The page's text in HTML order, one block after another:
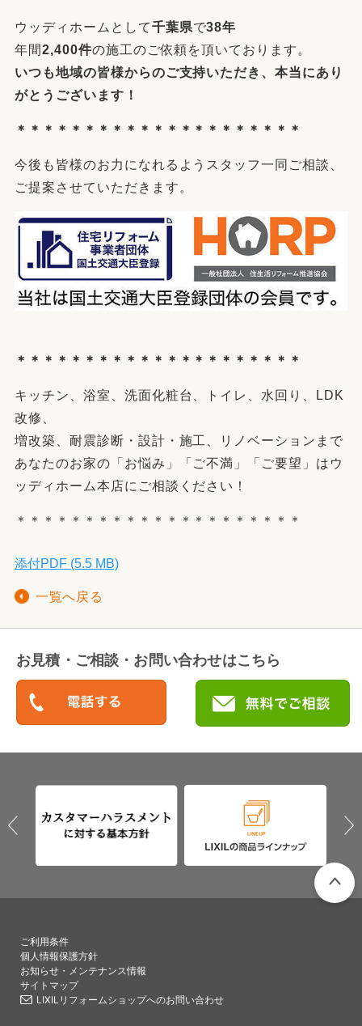
ウッディホームとして千葉県で38年
年間2,400件の施工のご依頼を頂いております。
いつも地域の皆様からのご支持いただき、本当にあり
がとうございます！
＊＊＊＊＊＊＊＊＊＊＊＊＊＊＊＊＊＊＊＊＊
今後も皆様のお力になれるようスタッフ一同ご相談、
ご提案させていただきます。
＊＊＊＊＊＊＊＊＊＊＊＊＊＊＊＊＊＊＊＊＊
キッチン、浴室、洗面化粧台、トイレ、水回り、LDK
改修、
増改築、耐震診断・設計・施工、リノベーションまで
あなたのお家の「お悩み」「ご不満」「ご要望」はウ
ッディホーム本店にご相談ください！
＊＊＊＊＊＊＊＊＊＊＊＊＊＊＊＊＊＊＊＊＊
添付PDF (5.5 MB)
一覧へ戻る
お見積・ご相談・お問い合わせはこちら
ご利用条件
個人情報保護方針
お知らせ・メンテナンス情報
サイトマップ
LIXILリフォームショップへのお問い合わせ